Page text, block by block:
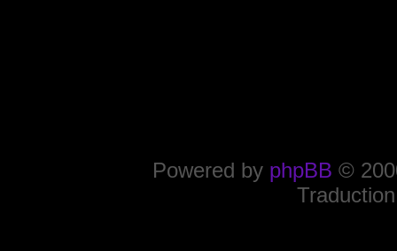
Powered by phpBB ©